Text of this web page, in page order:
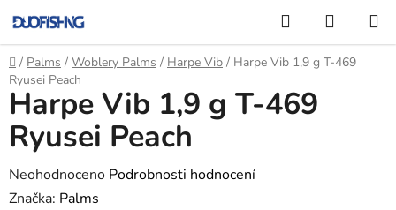
na
obsah
Hledat
KOŠÍK
Domů
/ Palms / Woblery Palms / Harpe Vib / Harpe Vib 1,9 g T-469
Ryusei Peach
Harpe Vib 1,9 g T-469
Ryusei Peach
Průměrné
hodnocení
Neohodnoceno Podrobnosti hodnocení
Značka: Palms